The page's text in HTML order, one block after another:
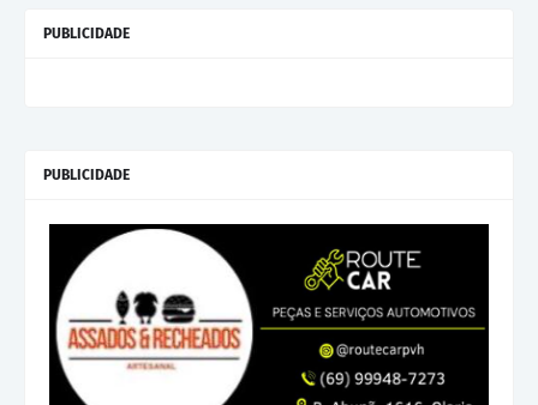
PUBLICIDADE
PUBLICIDADE